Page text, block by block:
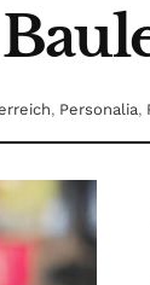
, Personalia,